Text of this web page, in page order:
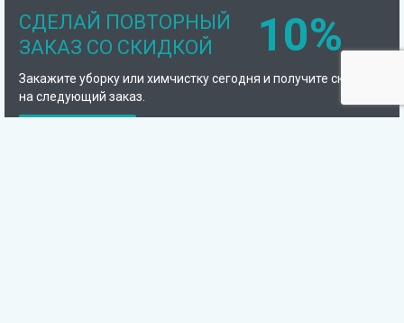
СДЕЛАЙ ПОВТОРНЫЙ
ЗАКАЗ СО СКИДКОЙ
10%
Закажите уборку или химчистку сегодня и получите скидку
на следующий заказ.